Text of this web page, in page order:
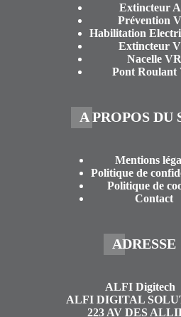
Extincteur
Prévention
Habilitation
Extincteur
Nacelle VR
Pont Roulant
A PROPOS DU
Mentions
Politique de
Politique de
Contact
ADRESSE
ALFI Digitech
ALFI DIGITAL
223 AV DES